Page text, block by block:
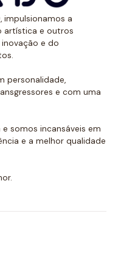
o polo aquático é um
agarrar e puxar. É
de polo
dupla reforçada para
todas essas razões
de polo aquático
mercado.
de polo
comprar todos
o polo aquático,
as melhores
desporto
variedade de
impulsionamos a
artística e outros
e do
personalidade,
e com uma
somos incansáveis em
e a melhor qualidade